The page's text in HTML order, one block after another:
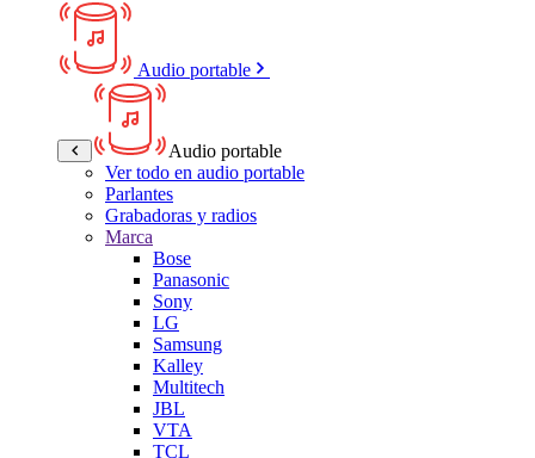
Audio portable
Audio portable
Ver todo en audio portable
Parlantes
Grabadoras y radios
Marca
Bose
Panasonic
Sony
LG
Samsung
Kalley
Multitech
JBL
VTA
TCL